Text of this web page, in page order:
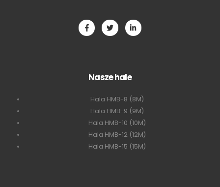
Nasze hale
Hala HMB-8 (8M)
Hala HMB-9 (9M)
Hala HMB-10 (10M)
Hala HMB-12 (12M)
Hala HMB-15 (15M)